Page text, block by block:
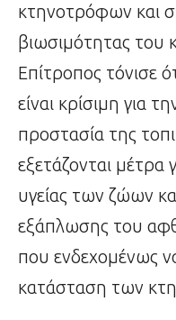
κτηνοτρόφων και
βιωσιμότητας του
Επίτροπος τόνισε
είναι κρίσιμη για
προστασία της
εξετάζονται μέτρα
υγείας των ζώων
εξάπλωσης του
που ενδεχομένως
κατάσταση των